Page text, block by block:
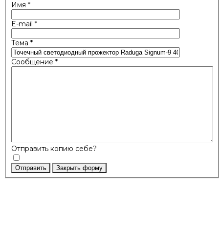
Имя *
E-mail *
Тема *
Сообщение *
Отправить копию себе?
Отправить Закрыть форму